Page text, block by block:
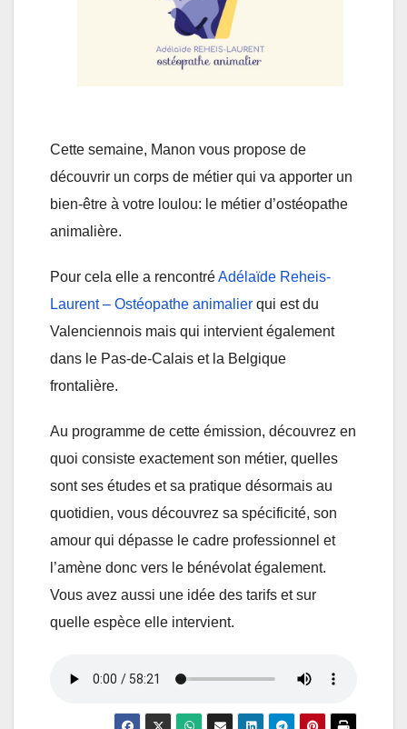
Cette semaine, Manon vous propose de
découvrir un corps de métier qui va apporter un
bien-être à votre loulou: le métier d’ostéopathe
animalière.
Pour cela elle a rencontréAdélaïde Reheis-
Laurent – Ostéopathe animalier qui est du
Valenciennois mais qui intervient également
dans le Pas-de-Calais et la Belgique
frontalière.
Au programme de cette émission, découvrez en
quoi consiste exactement son métier, quelles
sont ses études et sa pratique désormais au
quotidien, vous découvrez sa spécificité, son
amour qui dépasse le cadre professionnel et
l’amène donc vers le bénévolat également.
Vous avez aussi une idée des tarifs et sur
quelle espèce elle intervient.